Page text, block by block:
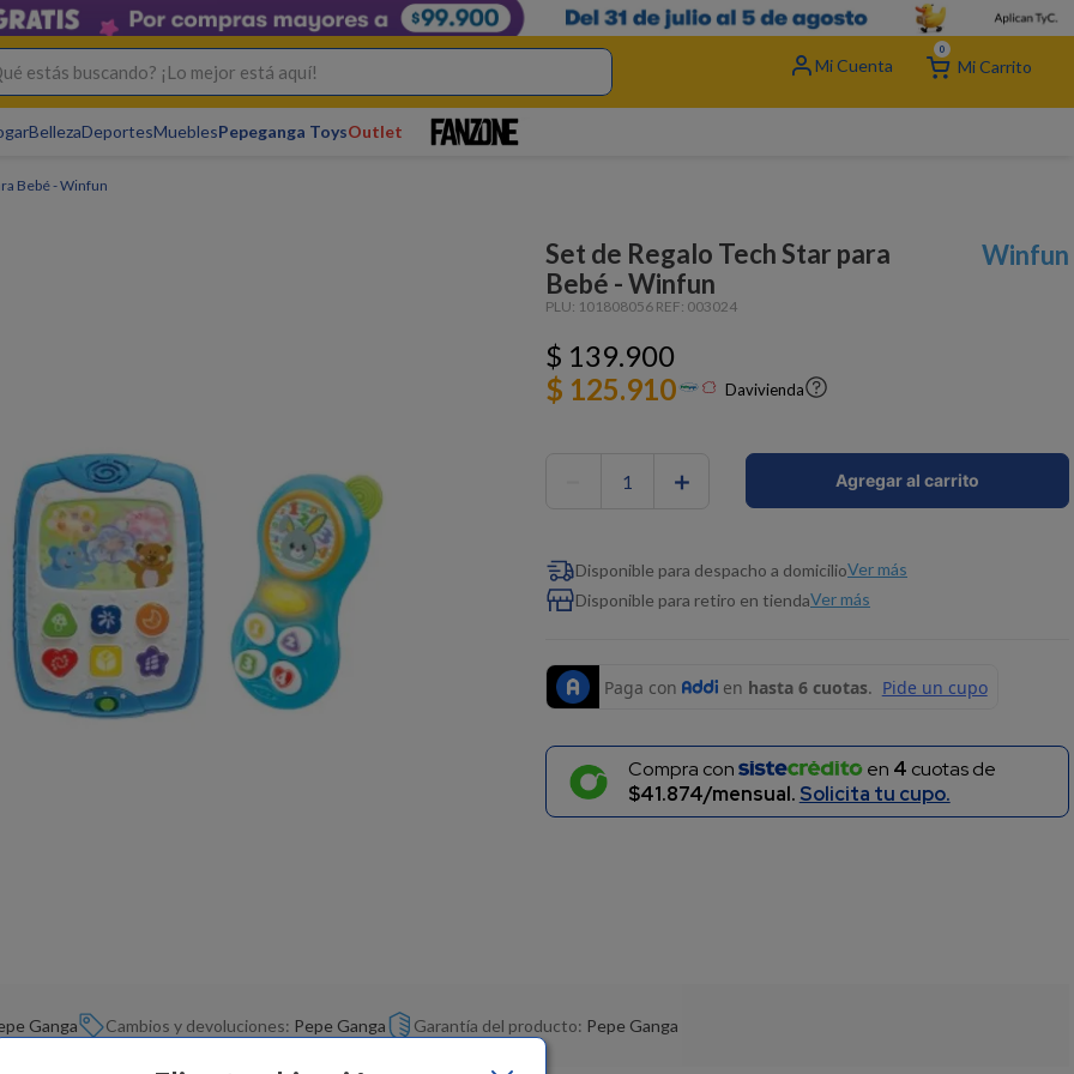
buscando? ¡Lo mejor está aquí! 0
BellezaDeportesMueblesPepeganga ToysOutlet
Bebé - Winfun
Set de Regalo Tech Star para
Bebé - Winfun
PLU: 101808056 REF: 003024
Winfun
$ 139.900
$ 125.910
Davivienda
＋ Agregar al carrito
Disponible para despacho a domicilioVer más
Disponible para retiro en tiendaVer más
Compra con en 4 cuotas de
$41.874/mensual. Solicita tu cupo.
Ganga Cambios y devoluciones: Pepe Ganga Garantía del producto: Pepe Ganga